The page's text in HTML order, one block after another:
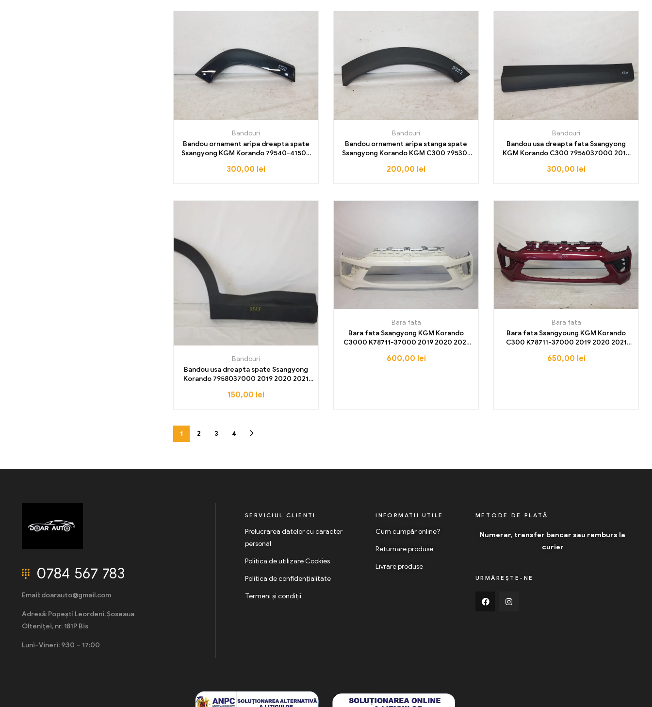
Bandouri
Bandou ornament aripa dreapta spate
Ssangyong KGM Korando 79540-41500
300,00 lei
Bandouri
Bandou ornament aripa stanga spate
Ssangyong Korando KGM C300 79530-
2025 2026
200,00 lei
Bandouri
Bandou usa dreapta fata Ssangyong
KGM Korando C300 7956037000 2019
300,00 lei
Bandouri
Bandou usa dreapta spate Ssangyong
Korando 7958037000 2019 2020 2021
150,00 lei
Bara fata
Bara fata Ssangyong KGM Korando
C3000 K78711-37000 2019 2020 2021
600,00 lei
Bara fata
Bara fata Ssangyoung KGM Korando
C300 K78711-37000 2019 2020 2021
650,00 lei
1 2 3 4
0784 567 783
Email: doarauto@gmail.com
Adresă: Popești Leordeni, Șoseaua
Olteniței, nr. 181P Bis
Luni- Vineri: 9:30 – 17:00
SERVICIUL CLIENTI
Prelucrarea datelor cu caracter
personal
Politica de utilizare Cookies
Politica de confidențialitate
Termeni și condiții
INFORMATII UTILE
Cum cumpăr online?
Returnare produse
Livrare produse
METODE DE PLATĂ
Numerar, transfer bancar sau ramburs la
curier
URMĂREȘTE-NE